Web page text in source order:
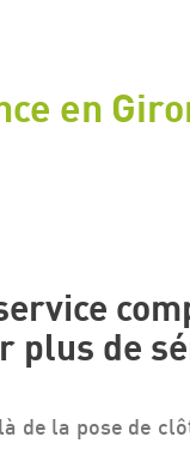
en
plus de
de la pose de